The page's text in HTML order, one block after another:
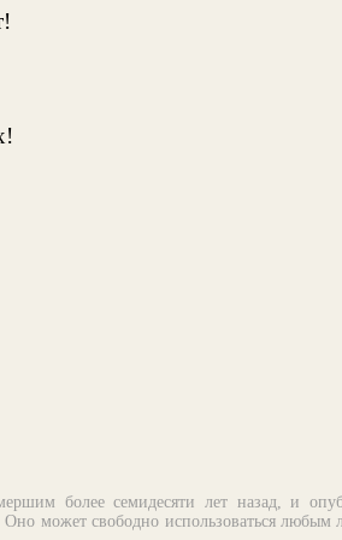
более семидесяти лет назад, и
может свободно использоваться любым